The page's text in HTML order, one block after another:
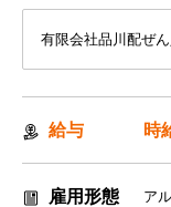
有限会社品川配ぜ
給与 時
雇用形態 ア